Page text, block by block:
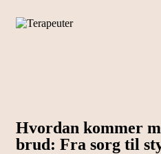
Hvordan kommer
brud: Fra sorg til